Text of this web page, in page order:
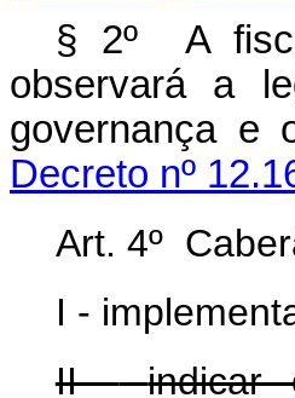
§ 2º A
observará a
governança
Decreto nº
Art. 4º
I -
II -
indicar